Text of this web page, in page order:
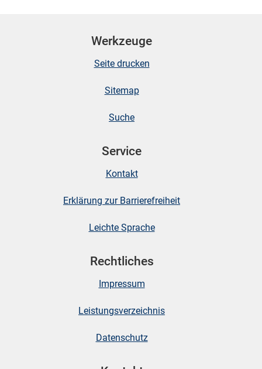
Werkzeuge
Seite drucken
Sitemap
Suche
Service
Kontakt
Erklärung zur Barrierefreiheit
Leichte Sprache
Rechtliches
Impressum
Leistungsverzeichnis
Datenschutz